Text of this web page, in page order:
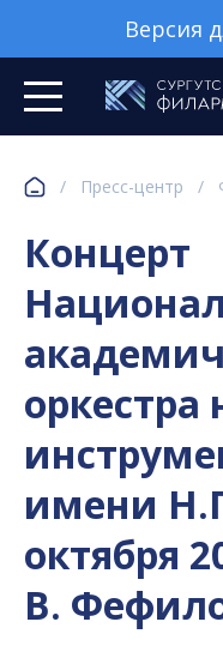
Версия
/ Пресс-центр /
Концерт
имени
октября
В.